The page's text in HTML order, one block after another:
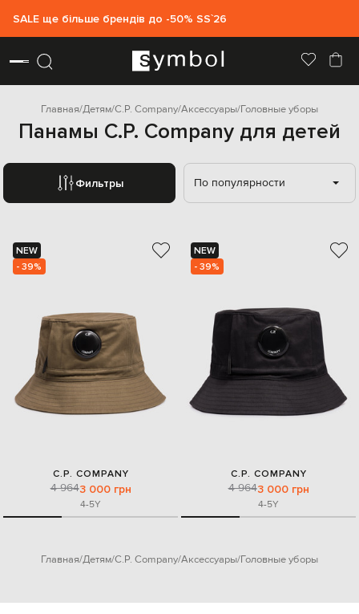
SALE ще більше брендів до -50% SS`26
Главная Детям C.P. Company Аксессуары Головные уборы
Панамы C.P. Company для детей
Фильтры По популярности
NEW
- 39%
C.P. COMPANY
4 9643 000 грн
4-5Y
NEW
- 39%
C.P. COMPANY
4 9643 000 грн
4-5Y
Главная Детям C.P. Company Аксессуары Головные уборы